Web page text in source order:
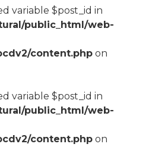
variable $post_id in
public_html/web-
content.phpon
variable $post_id in
public_html/web-
content.phpon